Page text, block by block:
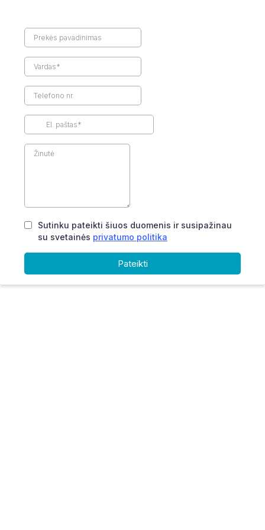
Sutinku pateikti šiuos duomenis ir susipažinau
su svetainės privatumo politika
Pateikti